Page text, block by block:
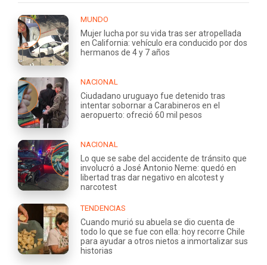
MUNDO
Mujer lucha por su vida tras ser atropellada
en California: vehículo era conducido por dos
hermanos de 4 y 7 años
NACIONAL
Ciudadano uruguayo fue detenido tras
intentar sobornar a Carabineros en el
aeropuerto: ofreció 60 mil pesos
NACIONAL
Lo que se sabe del accidente de tránsito que
involucró a José Antonio Neme: quedó en
libertad tras dar negativo en alcotest y
narcotest
TENDENCIAS
Cuando murió su abuela se dio cuenta de
todo lo que se fue con ella: hoy recorre Chile
para ayudar a otros nietos a inmortalizar sus
historias